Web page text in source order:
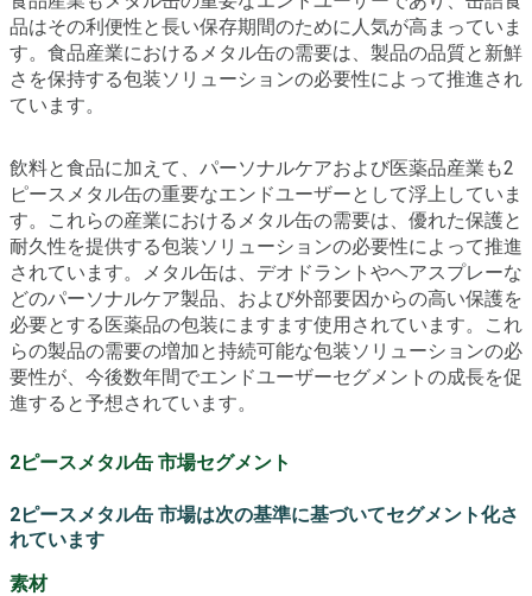
品はその利便性と長い保存期間のために人気が高まっていま
す。食品産業におけるメタル缶の需要は、製品の品質と新鮮
さを保持する包装ソリューションの必要性によって推進され
ています。
飲料と食品に加えて、パーソナルケアおよび医薬品産業も2
ピースメタル缶の重要なエンドユーザーとして浮上していま
す。これらの産業におけるメタル缶の需要は、優れた保護と
耐久性を提供する包装ソリューションの必要性によって推進
されています。メタル缶は、デオドラントやヘアスプレーな
どのパーソナルケア製品、および外部要因からの高い保護を
必要とする医薬品の包装にますます使用されています。これ
らの製品の需要の増加と持続可能な包装ソリューションの必
要性が、今後数年間でエンドユーザーセグメントの成長を促
進すると予想されています。
2ピースメタル缶 市場セグメント
2ピースメタル缶 市場は次の基準に基づいてセグメント化さ
れています
素材